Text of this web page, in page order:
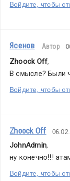
Войдите, чтобы
Ясенов Автор
Zhoock Off,
В смысле? Были
Войдите, чтобы
Zhoock Off
JohnAdmin,
ну конечно!!!
Войдите, чтобы